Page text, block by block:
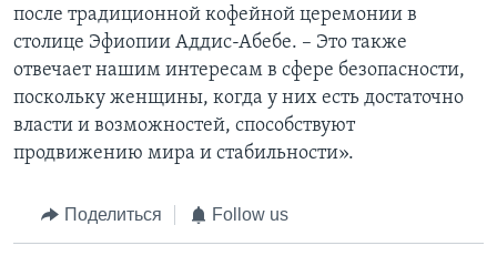
после традиционной кофейной церемонии в
столице Эфиопии Аддис-Абебе. – Это также
отвечает нашим интересам в сфере безопасности,
поскольку женщины, когда у них есть достаточно
власти и возможностей, способствуют
продвижению мира и стабильности».
Поделиться Follow us